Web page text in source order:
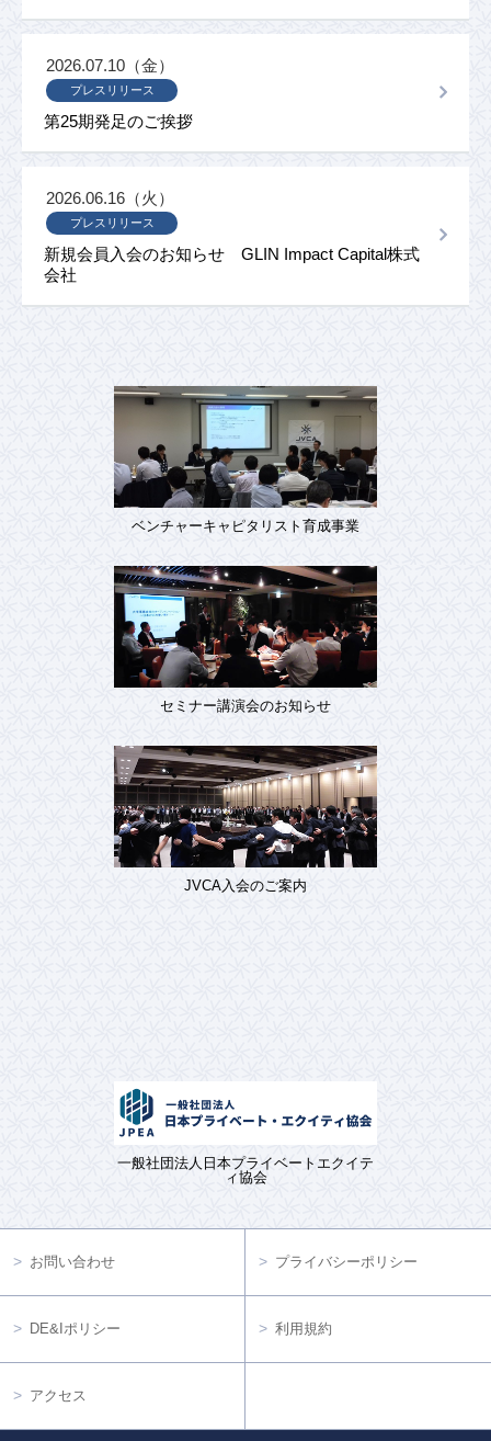
第25期発足のご挨拶
プレスリリース
2026.07.10（金）
新規会員入会のお知らせ GLIN Impact Capital株式
会社
プレスリリース
2026.06.16（火）
ベンチャーキャピタリスト育成事業
セミナー講演会のお知らせ
JVCA入会のご案内
一般社団法人日本プライベートエクイテ
ィ協会
お問い合わせ プライバシーポリシー
DE&Iポリシー 利用規約
アクセス